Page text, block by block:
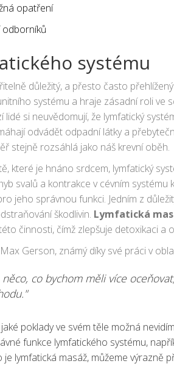
opatření
systému
důležitý, a přesto často
systému a hraje zásadní roli
si neuvědomují, že lymfatický
odvádět odpadní látky a
stejně rozsáhlá jako náš krevní oběh.
které je hnáno srdcem, lymfatický
svalů a kontrakce v cévním systému
jeho správnou funkci. Jedním z
škodlivin. Lymfatická
činnosti, čímž zlepšuje detoxikaci a
Gerson, známý díky své práci v
co bychom měli více
poklady ve svém těle možná
funkce lymfatického systému,
je lymfatická masáž, můžeme výrazně